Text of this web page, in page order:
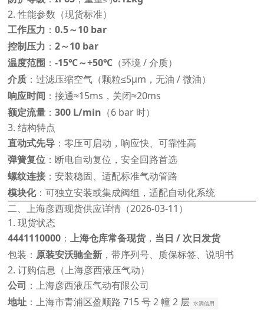
2. 性能参数（现货标准）
工作压力 ：0.5～10 bar
控制压力 ：2～10 bar
温度范围 ：-15℃～+50℃ （环境 / 介质）
介质 ：过滤压缩空气（颗粒≤5μm，无油 / 微油）
响应时间 ：接通≈15ms，关闭≈20ms
额定流量 ：300 L/min （6 bar 时）
3. 结构特点
直动式先导 ：零压可启动，响应快、可靠性高
弹簧复位 ：断电自动复位，安全回路首选
螺纹连接 ：安装稳固、适配标准气动管路
模块化：可独立安装或集成阀组，适配自动化系统
二、上海彦西现货供应详情（2026-03-11）
1. 现货状态
4441110000 ：上海仓库常备现货， 当日 / 次日发货
包装：原装安沃驰全新 ，带序列号、质保标签、说明书
2. 订购信息（上海彦西液压气动）
公司 ：上海彦西液压气动有限公司
地址 ：上海市青浦区盈顺路 715 号 2 幢 2 层 水滴信用